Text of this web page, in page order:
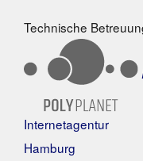
Technische
Internetagentur
Hamburg